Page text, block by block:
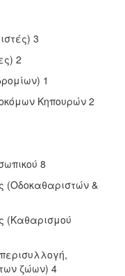
3
2
1
Κηπουρών 2
8
(Οδοκαθαριστών &
(Καθαρισμού
ζώων) 4